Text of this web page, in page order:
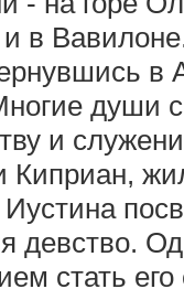
в
в
души
и
Киприан,
девство.
стать